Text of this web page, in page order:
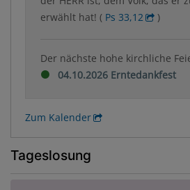
erwählt hat! ( Ps 33,12 )
Der nächste hohe kirchliche
04.10.2026 Erntedankfest
Zum Kalender
Tageslosung